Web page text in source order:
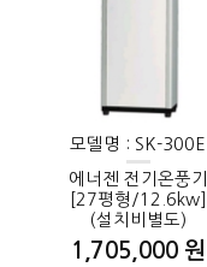
모델명 : SK-300E
에너젠 전기온풍기
[27평형/12.6kw]
(설치비별도)
1,705,000 원